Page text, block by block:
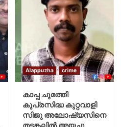
Alappuzha crime
കാപ്പ ചുമത്തി
കുപ്രസിദ്ധ കുറ്റവാളി
സിജു അലോഷ്യസിനെ